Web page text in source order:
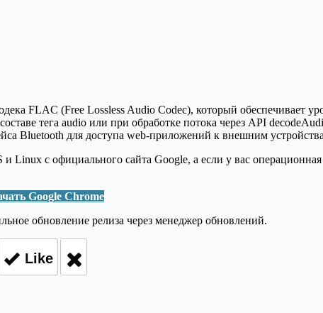
FLAC (Free Lossless Audio Codec), который обеспечивает
тега audio или при обработке потока через API
Bluetooth для доступа web-приложений к внешним
с официального сайта Google, а если у вас
Google Chrome
обновление релиза через менеджер обновлений.
Like